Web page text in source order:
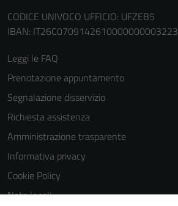
CODICE UNIVOCO UFFICIO: UFZEB5
IBAN: IT26C0709142610000000003223
Leggi le FAQ
Prenotazione appuntamento
Segnalazione disservizio
Richiesta assistenza
Amministrazione trasparente
Informativa privacy
Cookie Policy
Note legali